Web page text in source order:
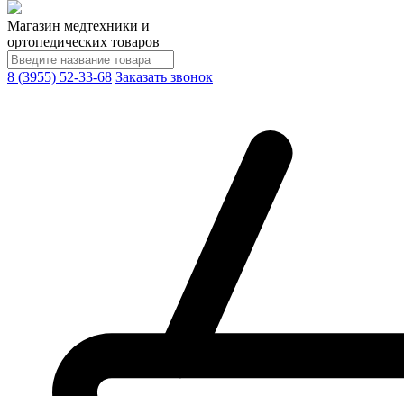
Магазин медтехники и
ортопедических товаров
8 (3955) 52-33-68 Заказать звонок